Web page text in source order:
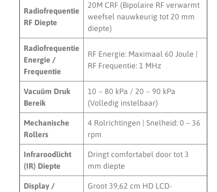
Radiofrequentie
RF Diepte
20M CRF (Bipolaire RF verwarmt
weefsel nauwkeurig tot 20 mm
diepte)
Radiofrequentie
Energie /
Frequentie
RF Energie: Maximaal 60 Joule |
RF Frequentie: 1 MHz
Vacuüm Druk
Bereik
10 ~ 80 kPa / 20 ~ 90 kPa
(Volledig instelbaar)
Mechanische
Rollers
4 Rolrichtingen | Snelheid: 0 – 36
rpm
Infraroodlicht
(IR) Diepte
Dringt comfortabel door tot 3
mm diepte
Display /
Groot 39,62 cm HD LCD-